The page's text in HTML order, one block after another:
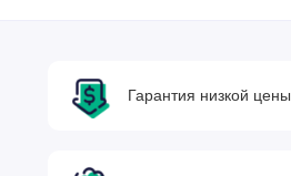
Гарантия низкой цены